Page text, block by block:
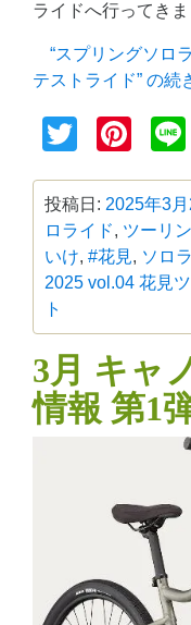
ライドへ行ってきま
“スプリングソロ
テストライド” の続
Twitter
投稿日: 2025年3月
ロライド, ツーリ
いけ, #花見, ソロ
2025 vol.04 花見
ト
3月 キャ
情報 第1